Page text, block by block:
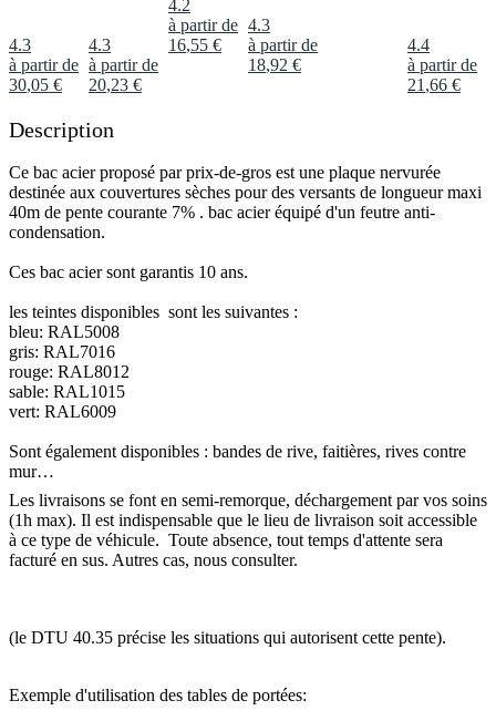
4.3
à partir de
30,05 €
4.3
à partir de
20,23 €
4.2
à partir de
16,55 €
4.3
à partir de
18,92 €
4.4
à partir de
21 ,66 €
Description
Ce bac acier proposé par prix-de-gros est une plaque nervurée
destinée aux couvertures sèches pour des versants de longueur maxi
40m de pente courante 7% . bac acier équipé d'un feutre anti-
condensation.
Ces bac acier sont garantis 10 ans.
les teintes disponibles sont les suivantes :
bleu: RAL5008
gris: RAL7016
rouge: RAL8012
sable: RAL1015
vert: RAL6009
Sont également disponibles : bandes de rive, faitières, rives contre
mur…
Les livraisons se font en semi-remorque, déchargement par vos soins
(1h max). Il est indispensable que le lieu de livraison soit accessible
à ce type de véhicule. Toute absence, tout temps d'attente sera
facturé en sus. Autres cas, nous consulter.
(le DTU 40.35 précise les situations qui autorisent cette pente).
Exemple d'utilisation des tables de portées: